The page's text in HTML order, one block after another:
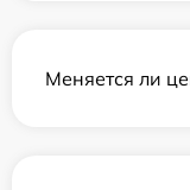
Меняется ли